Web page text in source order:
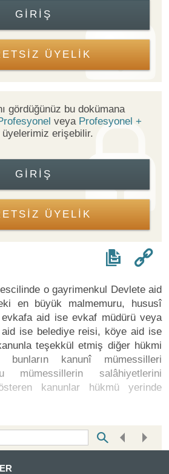
GIRIŞ
ÜYELİK
gördüğünüz bu dokümana
veya Profesyonel +
erişebilir.
GIRIŞ
ÜYELİK
o gayrimenkul Devlete aid
en büyük malmemuru, hususî
aid ise evkaf müdürü veya
ise belediye reisi, köye aid ise
teşekkül etmiş diğer hükmi
kanunî mümessilleri
mümessillerin salâhiyetlerini
kanunlar hükmü yerinde